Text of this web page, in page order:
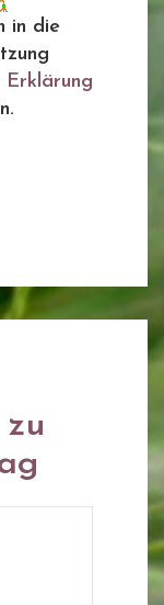
in die
Erklärung